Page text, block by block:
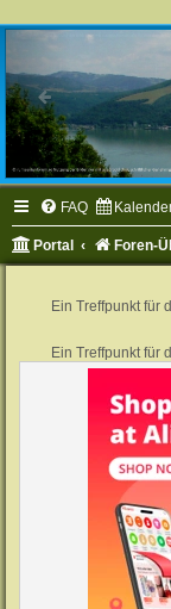
FAQ
Portal Foren-
Ein Treffpunkt für
Ein Treffpunkt für